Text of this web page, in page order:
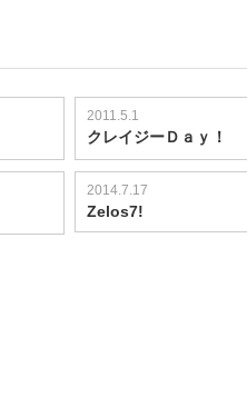
2011.5.1
クレイジーＤａｙ！
2014.7.17
Zelos7!